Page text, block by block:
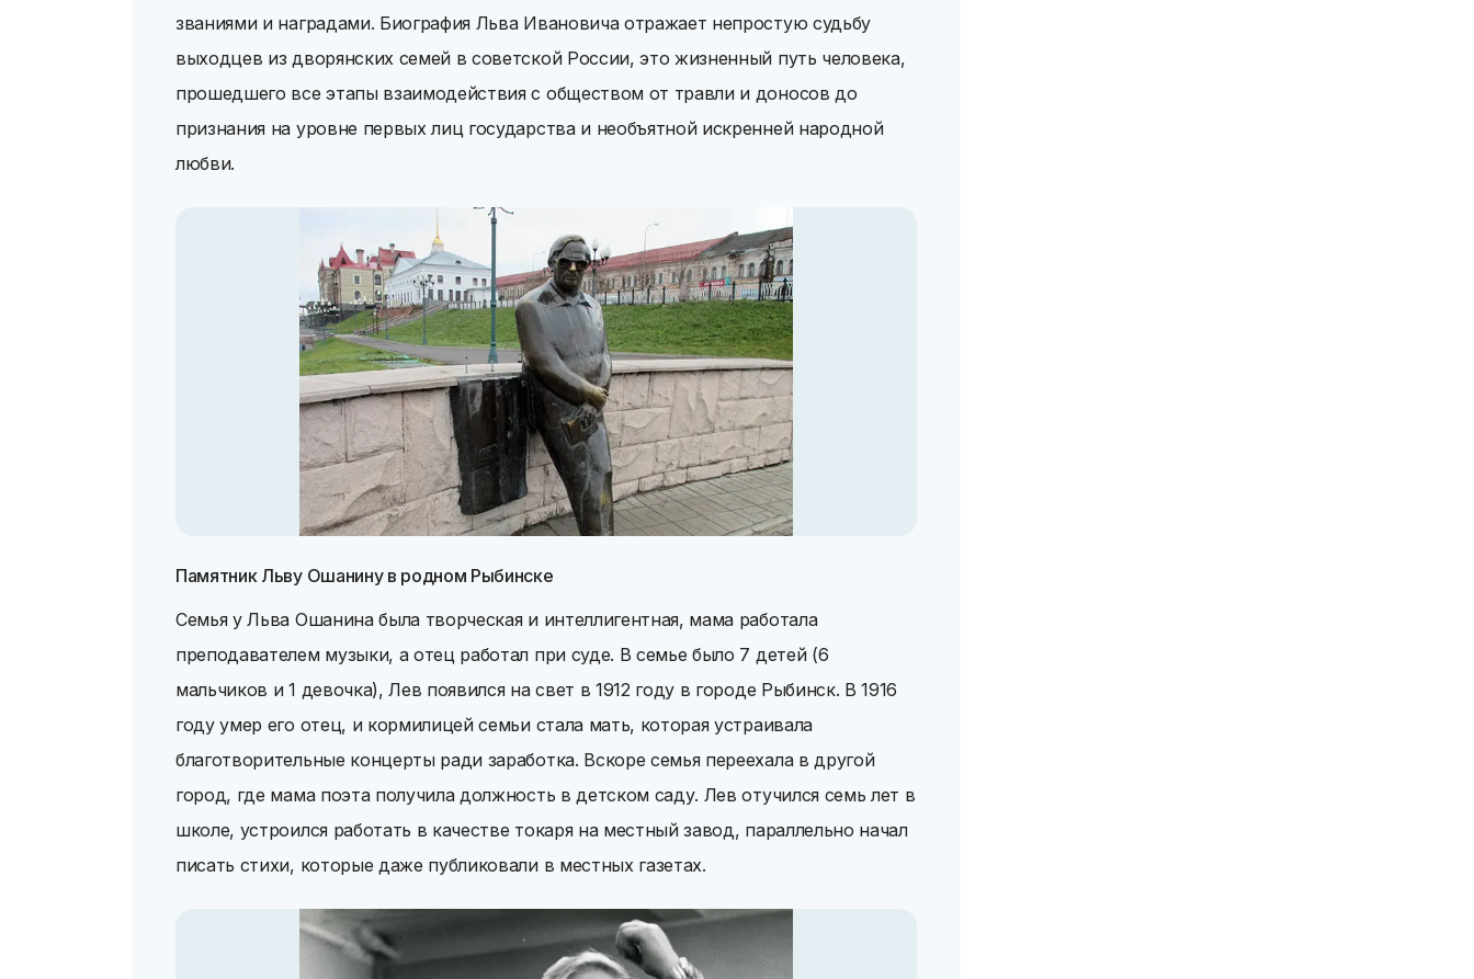
званиями и наградами. Биография Льва Ивановича отражает непростую судьбу
выходцев из дворянских семей в советской России, это жизненный путь человека,
прошедшего все этапы взаимодействия с обществом от травли и доносов до
признания на уровне первых лиц государства и необъятной искренней народной
любви.
Памятник Льву Ошанину в родном Рыбинске
Семья у Льва Ошанина была творческая и интеллигентная, мама работала
преподавателем музыки, а отец работал при суде. В семье было 7 детей (6
мальчиков и 1 девочка), Лев появился на свет в 1912 году в городе Рыбинск. В 1916
году умер его отец, и кормилицей семьи стала мать, которая устраивала
благотворительные концерты ради заработка. Вскоре семья переехала в другой
город, где мама поэта получила должность в детском саду. Лев отучился семь лет в
школе, устроился работать в качестве токаря на местный завод, параллельно начал
писать стихи, которые даже публиковали в местных газетах.